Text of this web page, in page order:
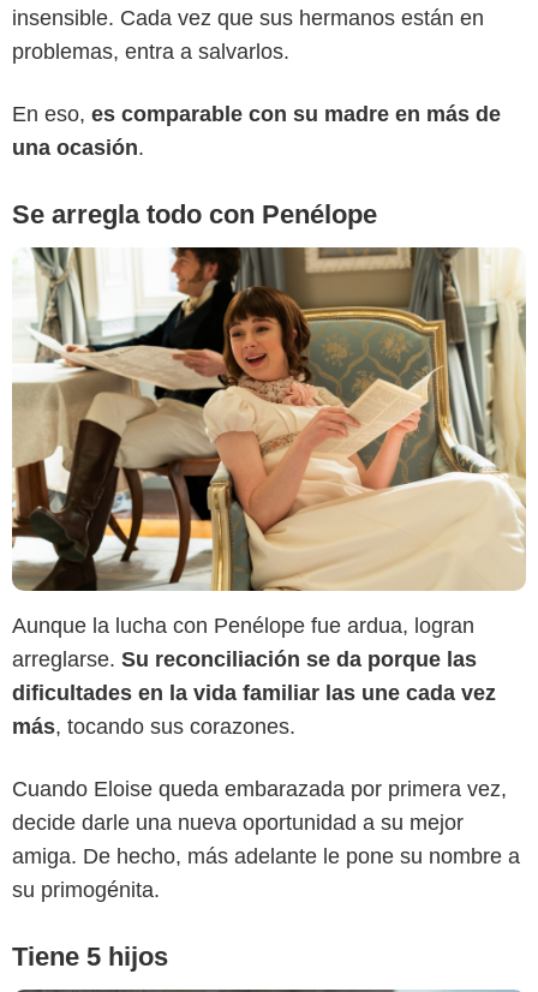
insensible. Cada vez que sus hermanos están en
problemas, entra a salvarlos.
En eso, es comparable con su madre en más de
una ocasión.
Se arregla todo con Penélope
Aunque la lucha con Penélope fue ardua, logran
arreglarse. Su reconciliación se da porque las
dificultades en la vida familiar las une cada vez
más, tocando sus corazones.
Cuando Eloise queda embarazada por primera vez,
decide darle una nueva oportunidad a su mejor
amiga. De hecho, más adelante le pone su nombre a
su primogénita.
Tiene 5 hijos
Netflix